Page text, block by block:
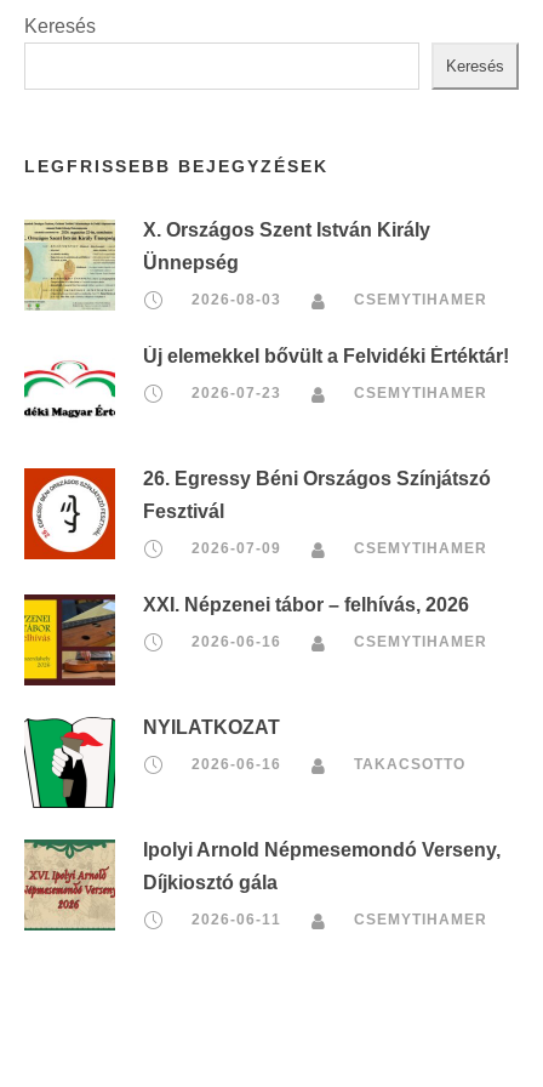
Keresés
Keresés
LEGFRISSEBB BEJEGYZÉSEK
X. Országos Szent István Király
Ünnepség
2026-08-03 CSEMYTIHAMER
Új elemekkel bővült a Felvidéki Értéktár!
2026-07-23 CSEMYTIHAMER
26. Egressy Béni Országos Színjátszó
Fesztivál
2026-07-09 CSEMYTIHAMER
XXI. Népzenei tábor – felhívás, 2026
2026-06-16 CSEMYTIHAMER
NYILATKOZAT
2026-06-16 TAKACSOTTO
Ipolyi Arnold Népmesemondó Verseny,
Díjkiosztó gála
2026-06-11 CSEMYTIHAMER